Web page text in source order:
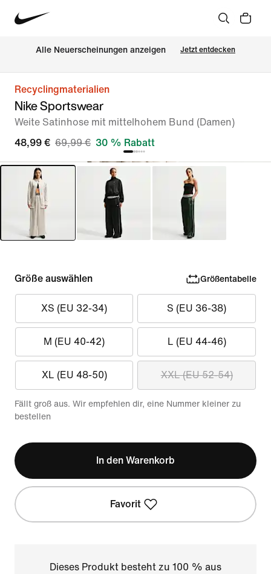
Alle Neuerscheinungen anzeigen Jetzt entdecken
Recyclingmaterialien
Nike Sportswear
Weite Satinhose mit mittelhohem Bund (Damen)
48,99 € 69,99 € 30 % Rabatt
Größe auswählen Größentabelle
XS (EU 32-34) S (EU 36-38)
M (EU 40-42) L (EU 44-46)
XL (EU 48-50) XXL (EU 52-54)
Fällt groß aus. Wir empfehlen dir, eine Nummer kleiner zu
bestellen
In den Warenkorb
Favorit
Dieses Produkt besteht zu 100 % aus